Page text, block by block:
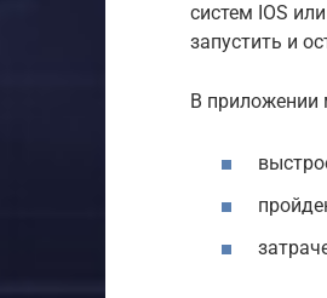
систем IOS
запустить и
В приложении